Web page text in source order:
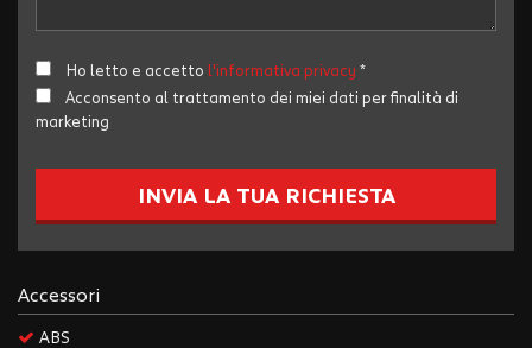
Ho letto e accetto l'informativa privacy *
Acconsento al trattamento dei miei dati per finalità di
marketing
INVIA LA TUA RICHIESTA
Accessori
ABS
impostazioni